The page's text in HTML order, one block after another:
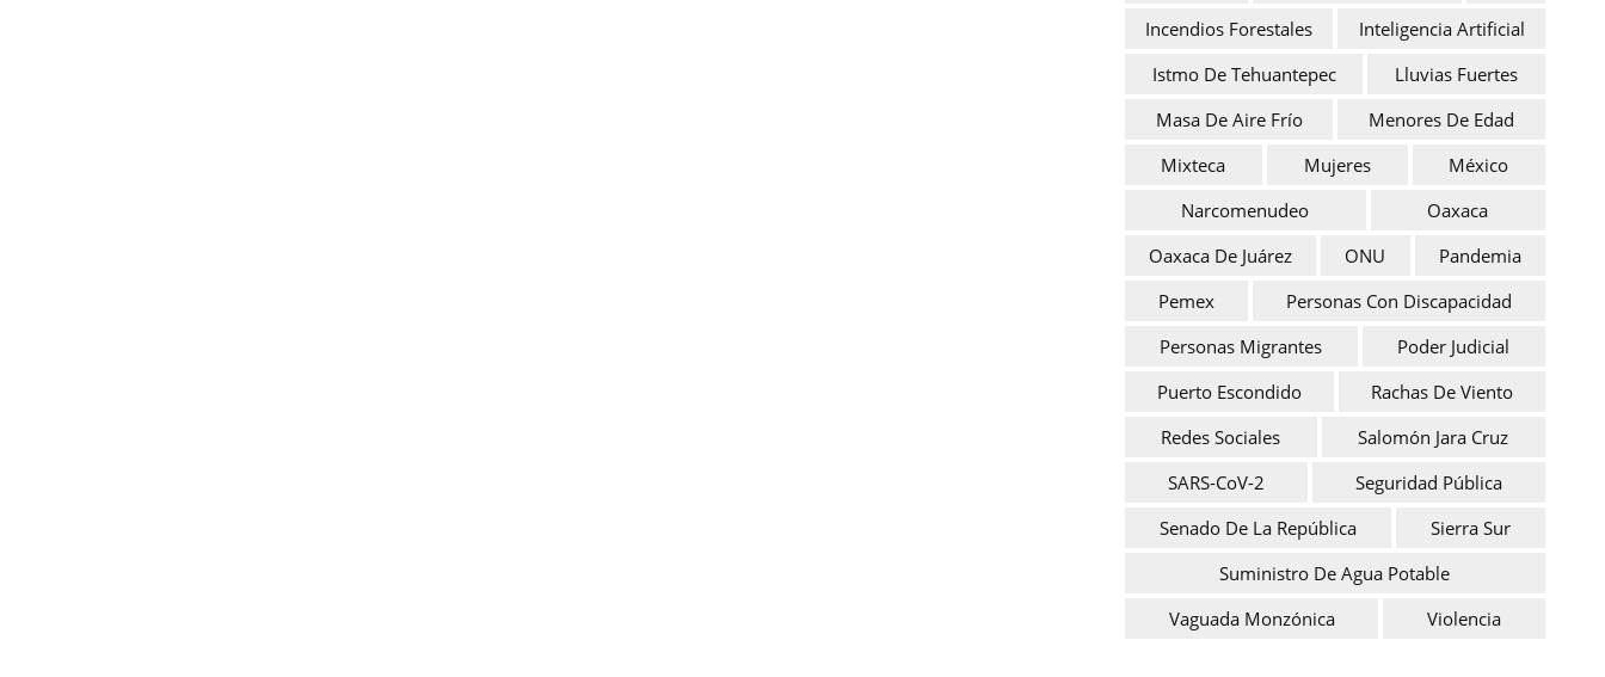
Incendios Forestales
Inteligencia Artificial
Istmo De Tehuantepec
Lluvias Fuertes
Masa De Aire Frío
Menores De Edad
Mixteca
Mujeres
México
Narcomenudeo
Oaxaca
Oaxaca De Juárez
ONU
Pandemia
Pemex
Personas Con Discapacidad
Personas Migrantes
Poder Judicial
Puerto Escondido
Rachas De Viento
Redes Sociales
Salomón Jara Cruz
SARS-CoV-2
Seguridad Pública
Senado De La República
Sierra Sur
Suministro De Agua Potable
Vaguada Monzónica
Violencia